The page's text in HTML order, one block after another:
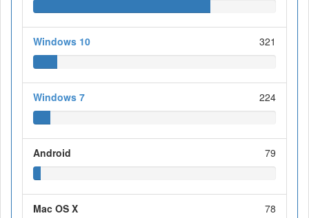
Windows 10 321
Windows 7 224
Android 79
Mac OS X 78